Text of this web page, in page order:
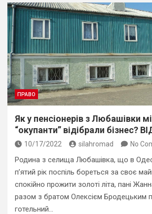
ПРАВО
Як у пенсіонерів з Любашівки
“окупанти” відібрали бізнес?
10/17/2022 silahromad No
Родина з селища Любашівка, що в
п’ятий рік поспіль бореться за своє
спокійно прожити золоті літа, пані
разом з братом Олексієм Бродецьким
готельний…